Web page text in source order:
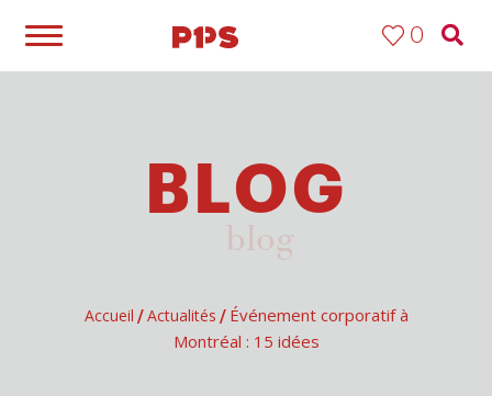
0
BLOG
blog
Accueil / Actualités / Événement corporatif à
Montréal​ : 15 idées